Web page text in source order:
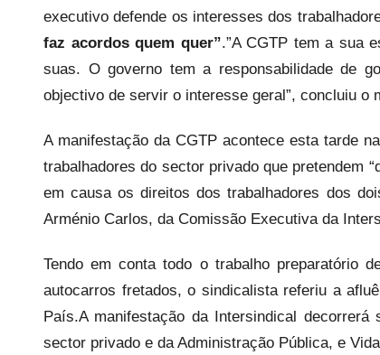
f
l
x
i
v
e
s
executivo defende os interesses dos
faz acordos quem quer”.”A CGTP tem a sua
suas. O governo tem a responsabilidade de
objectivo de servir o interesse geral”, concluiu o
A manifestação da CGTP acontece esta tarde
trabalhadores do sector privado que pretendem
em causa os direitos dos trabalhadores dos
Arménio Carlos, da Comissão Executiva da
Tendo em conta todo o trabalho preparatório
autocarros fretados, o sindicalista referiu a
País.A manifestação da Intersindical
sector privado e da Administração Pública, e